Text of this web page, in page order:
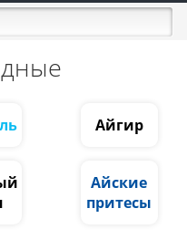
Айгир
Айские
притесы